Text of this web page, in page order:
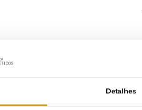
Detalhes